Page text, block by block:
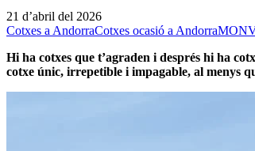
21 d’abril del 2026
Cotxes a AndorraCotxes ocasió a Andorra
Hi ha cotxes que t’agraden i després hi ha
cotxe únic, irrepetible i impagable, al menys